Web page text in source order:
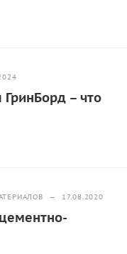
– что
— 17.08.2020